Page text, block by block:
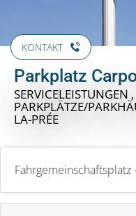
KONTAKT
Parkplatz
SERVICELEISTUNGEN
PARKPLÄTZE/
LA-PRÉE
Fahrgemeinschaftsplatz